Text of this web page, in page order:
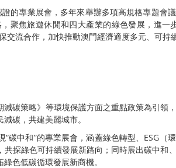
的專業展會，多年來舉辦多項高規格專題會
聚焦旅遊休閒和四大產業的綠色發展，進一
流合作，加快推動澳門經濟適度多元、可持
碳策略》等環境保護方面之重點政策為引領
碳，共建美麗城市。
碳中和”的專業展會，涵蓋綠色轉型、ESG（
探綠色可持續發展新路向；同時展出碳中和
色低碳循環發展新商機。